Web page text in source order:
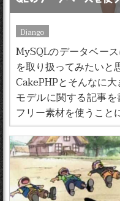
Django
MySQLのデータベー
を取り扱ってみたいと
CakePHPとそんなに
モデルに関する記事
フリー素材を使うこと